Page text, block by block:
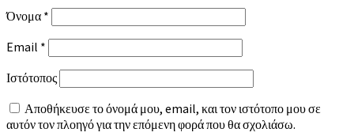
Όνομα *
Email *
Ιστότοπος
Αποθήκευσε το όνομά μου, email, και τον ιστότοπο μου σε
αυτόν τον πλοηγό για την επόμενη φορά που θα σχολιάσω.